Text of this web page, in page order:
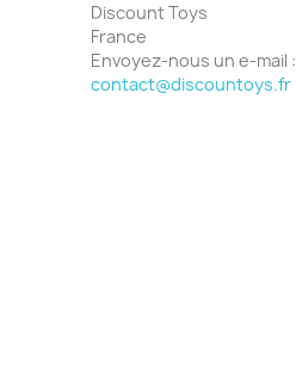
Discount Toys
France
Envoyez-nous un e-mail :
contact@discountoys.fr